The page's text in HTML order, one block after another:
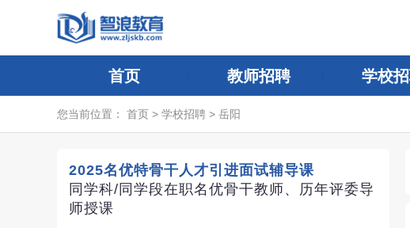
首页 教师招聘 学校
您当前位置： 首页 > 学校招聘 > 岳阳
2025名优特骨干人才引进面试辅导课
同学科/同学段在职名优骨干教师、历年评委导
师授课